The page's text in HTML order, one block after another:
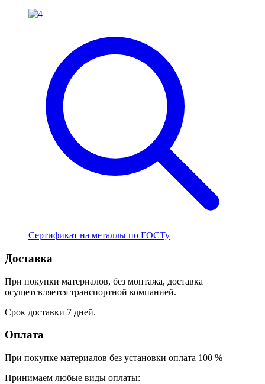
Сертификат на металлы по ГОСТу
Доставка
При покупки материалов, без монтажа, доставка
осущетсвляется транспортной компанией.
Срок доставки 7 дней.
Оплата
При покупке материалов без установки оплата 100 %
Принимаем любые виды оплаты: